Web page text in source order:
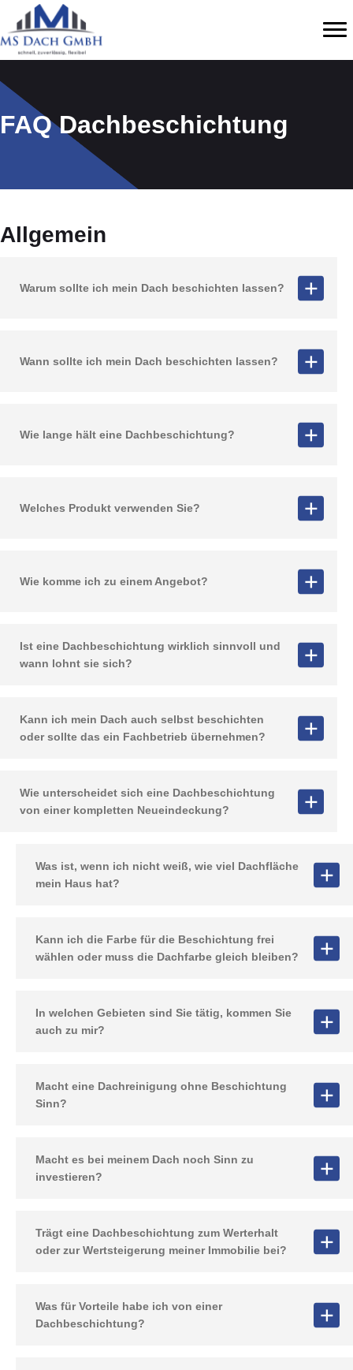
FAQ Dachbeschichtung
Allgemein
Warum sollte ich mein Dach beschichten lassen?
Wann sollte ich mein Dach beschichten lassen?
Wie lange hält eine Dachbeschichtung?
Welches Produkt verwenden Sie?
Wie komme ich zu einem Angebot?
Ist eine Dachbeschichtung wirklich sinnvoll und
wann lohnt sie sich?
Kann ich mein Dach auch selbst beschichten
oder sollte das ein Fachbetrieb übernehmen?
Wie unterscheidet sich eine Dachbeschichtung
von einer kompletten Neueindeckung?
Was ist, wenn ich nicht weiß, wie viel Dachfläche
mein Haus hat?
Kann ich die Farbe für die Beschichtung frei
wählen oder muss die Dachfarbe gleich bleiben?
In welchen Gebieten sind Sie tätig, kommen Sie
auch zu mir?
Macht eine Dachreinigung ohne Beschichtung
Sinn?
Macht es bei meinem Dach noch Sinn zu
investieren?
Trägt eine Dachbeschichtung zum Werterhalt
oder zur Wertsteigerung meiner Immobilie bei?
Was für Vorteile habe ich von einer
Dachbeschichtung?